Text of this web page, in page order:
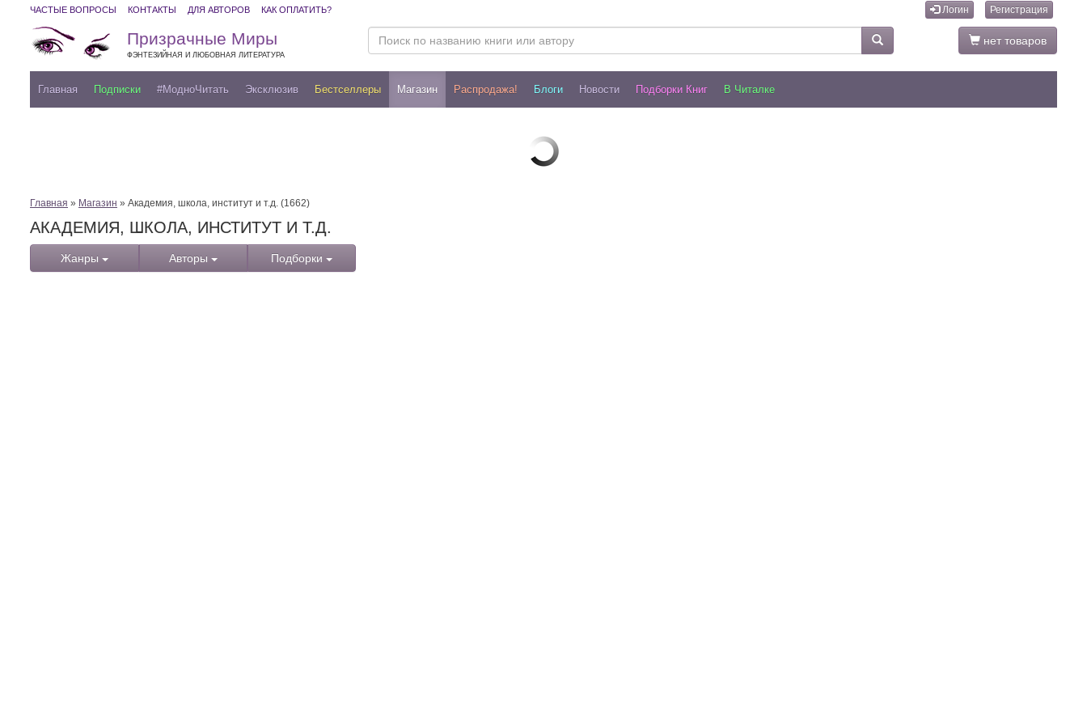
ЧАСТЫЕ ВОПРОСЫ КОНТАКТЫ ДЛЯ АВТОРОВ КАК ОПЛАТИТЬ? Логин Регистрация
Призрачные Миры
ФЭНТЕЗИЙНАЯ И ЛЮБОВНАЯ ЛИТЕРАТУРА
нет товаров
Главная Подписки #МодноЧитать Эксклюзив Бестселлеры Магазин Распродажа! Блоги Новости Подборки Книг В Читалке
Главная » Магазин » Академия, школа, институт и т.д. (1662)
АКАДЕМИЯ, ШКОЛА, ИНСТИТУТ И Т.Д.
Жанры Авторы Подборки